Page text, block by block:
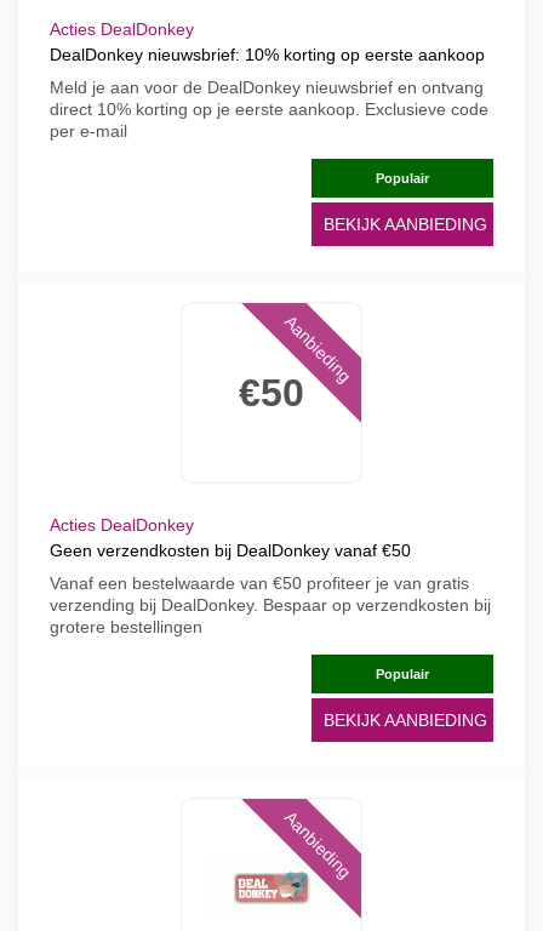
Acties DealDonkey
DealDonkey nieuwsbrief: 10% korting op eerste aankoop
Meld je aan voor de DealDonkey nieuwsbrief en ontvang
direct 10% korting op je eerste aankoop. Exclusieve code
per e-mail
Populair
BEKIJK AANBIEDING
€50
Aanbieding
Acties DealDonkey
Geen verzendkosten bij DealDonkey vanaf €50
Vanaf een bestelwaarde van €50 profiteer je van gratis
verzending bij DealDonkey. Bespaar op verzendkosten bij
grotere bestellingen
Populair
BEKIJK AANBIEDING
Aanbieding